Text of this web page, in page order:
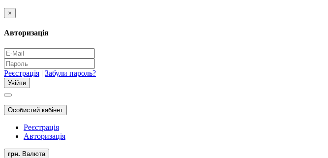
×
Авторизація
Реєстрація | Забули пароль?
Особистий кабінет
Реєстрація
Авторизація
грн. Валюта